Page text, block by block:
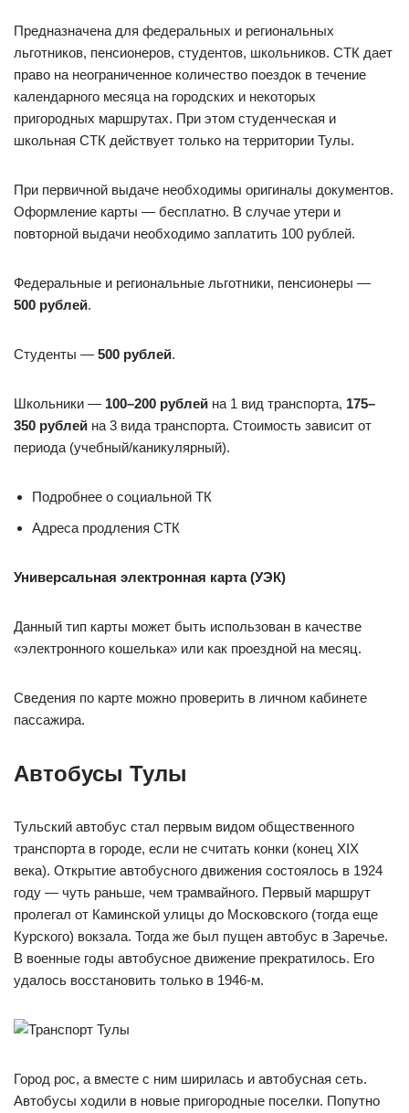
Предназначена для федеральных и региональных
льготников, пенсионеров, студентов, школьников. СТК дает
право на неограниченное количество поездок в течение
календарного месяца на городских и некоторых
пригородных маршрутах. При этом студенческая и
школьная СТК действует только на территории Тулы.
При первичной выдаче необходимы оригиналы документов.
Оформление карты — бесплатно. В случае утери и
повторной выдачи необходимо заплатить 100 рублей.
Федеральные и региональные льготники, пенсионеры —
500 рублей.
Студенты — 500 рублей.
Школьники — 100–200 рублей на 1 вид транспорта, 175–
350 рублей на 3 вида транспорта. Стоимость зависит от
периода (учебный/каникулярный).
Подробнее о социальной ТК
Адреса продления СТК
Универсальная электронная карта (УЭК)
Данный тип карты может быть использован в качестве
«электронного кошелька» или как проездной на месяц.
Сведения по карте можно проверить в личном кабинете
пассажира.
Автобусы Тулы
Тульский автобус стал первым видом общественного
транспорта в городе, если не считать конки (конец XIX
века). Открытие автобусного движения состоялось в 1924
году — чуть раньше, чем трамвайного. Первый маршрут
пролегал от Каминской улицы до Московского (тогда еще
Курского) вокзала. Тогда же был пущен автобус в Заречье.
В военные годы автобусное движение прекратилось. Его
удалось восстановить только в 1946-м.
Город рос, а вместе с ним ширилась и автобусная сеть.
Автобусы ходили в новые пригородные поселки. Попутно